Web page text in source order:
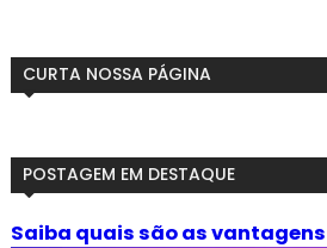
CURTA NOSSA PÁGINA
POSTAGEM EM DESTAQUE
Saiba quais são as vantagens